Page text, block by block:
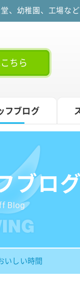
幼稚園、工場な
ちら
フブログ
ブログ
Blog
いしい時間